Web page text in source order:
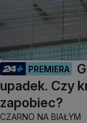
PREMIERA
upadek. Czy
zapobiec?
CZARNO NA BIAŁYM